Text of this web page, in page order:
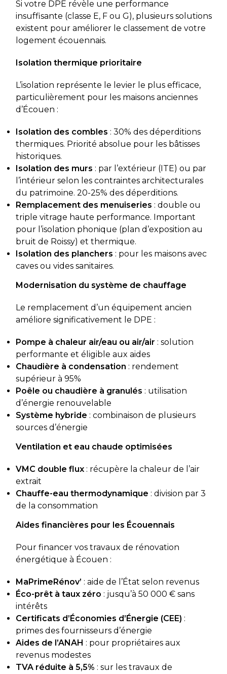
Si votre DPE révèle une performance
insuffisante (classe E, F ou G), plusieurs solutions
existent pour améliorer le classement de votre
logement écouennais.
Isolation thermique prioritaire
L’isolation représente le levier le plus efficace,
particulièrement pour les maisons anciennes
d’Écouen :
Isolation des combles : 30% des déperditions
thermiques. Priorité absolue pour les bâtisses
historiques.
Isolation des murs : par l’extérieur (ITE) ou par
l’intérieur selon les contraintes architecturales
du patrimoine. 20-25% des déperditions.
Remplacement des menuiseries : double ou
triple vitrage haute performance. Important
pour l’isolation phonique (plan d’exposition au
bruit de Roissy) et thermique.
Isolation des planchers : pour les maisons avec
caves ou vides sanitaires.
Modernisation du système de chauffage
Le remplacement d’un équipement ancien
améliore significativement le DPE :
Pompe à chaleur air/eau ou air/air : solution
performante et éligible aux aides
Chaudière à condensation : rendement
supérieur à 95%
Poêle ou chaudière à granulés : utilisation
d’énergie renouvelable
Système hybride : combinaison de plusieurs
sources d’énergie
Ventilation et eau chaude optimisées
VMC double flux: récupère la chaleur de l’air
extrait
Chauffe-eau thermodynamique : division par 3
de la consommation
Aides financières pour les Écouennais
Pour financer vos travaux de rénovation
énergétique à Écouen :
MaPrimeRénov’ : aide de l’État selon revenus
Éco-prêt à taux zéro : jusqu’à 50 000 € sans
intérêts
Certificats d’Économies d’Énergie (CEE) :
primes des fournisseurs d’énergie
Aides de l’ANAH : pour propriétaires aux
revenus modestes
TVA réduite à 5,5% : sur les travaux de